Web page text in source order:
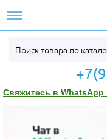
Свяжитесь в WhatsApp